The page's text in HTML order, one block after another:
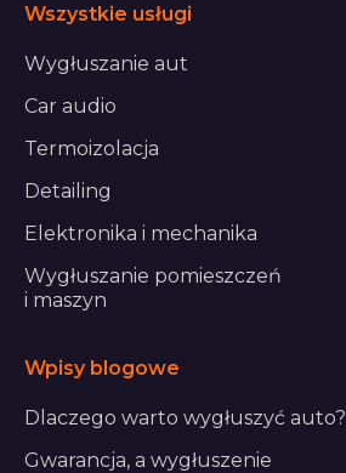
Wszystkie usługi
Wygłuszanie aut
Car audio
Termoizolacja
Detailing
Elektronika i mechanika
Wygłuszanie pomieszczeń
i maszyn
Wpisy blogowe
Dlaczego warto wygłuszyć auto?
Gwarancja, a wygłuszenie